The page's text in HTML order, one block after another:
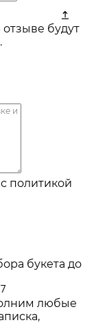
будут
политикой
букета до
любые